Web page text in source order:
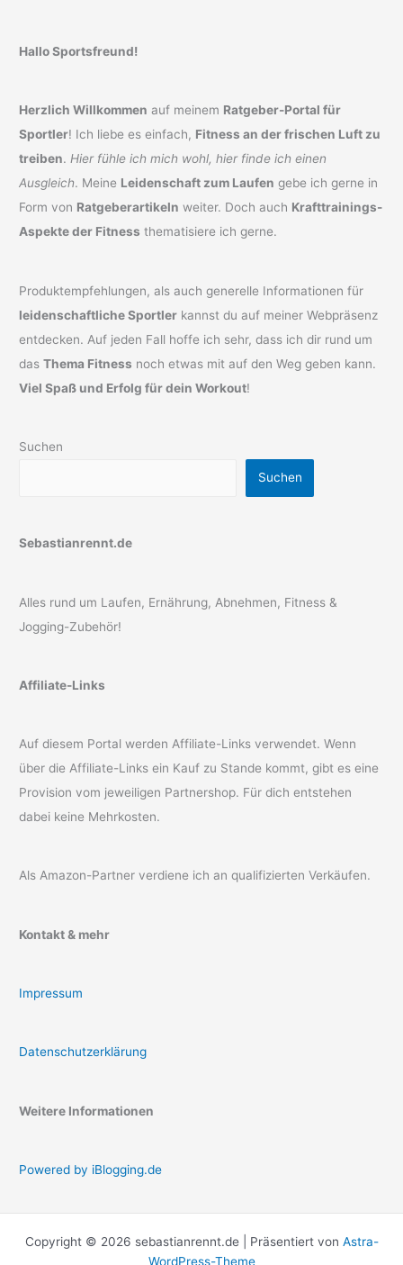
Hallo Sportsfreund!
Herzlich Willkommen auf meinem Ratgeber-Portal für
Sportler! Ich liebe es einfach, Fitness an der frischen Luft zu
treiben.Hier fühle ich mich wohl, hier finde ich einen
Ausgleich. Meine Leidenschaft zum Laufen gebe ich gerne in
Form von Ratgeberartikeln weiter. Doch auch Krafttrainings-
Aspekte der Fitness thematisiere ich gerne.
Produktempfehlungen, als auch generelle Informationen für
leidenschaftliche Sportler kannst du auf meiner Webpräsenz
entdecken. Auf jeden Fall hoffe ich sehr, dass ich dir rund um
dasThema Fitness noch etwas mit auf den Weg geben kann.
Viel Spaß und Erfolg für dein Workout!
Suchen
Suchen
Sebastianrennt.de
Alles rund um Laufen, Ernährung, Abnehmen, Fitness &
Jogging-Zubehör!
Affiliate-Links
Auf diesem Portal werden Affiliate-Links verwendet. Wenn
über die Affiliate-Links ein Kauf zu Stande kommt, gibt es eine
Provision vom jeweiligen Partnershop. Für dich entstehen
dabei keine Mehrkosten.
Als Amazon-Partner verdiene ich an qualifizierten Verkäufen.
Kontakt & mehr
Impressum
Datenschutzerklärung
Weitere Informationen
Powered by iBlogging.de
Copyright © 2026 sebastianrennt.de | Präsentiert von Astra-
WordPress-Theme